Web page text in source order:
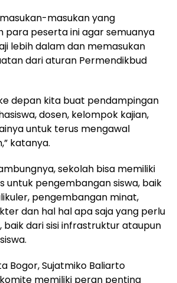
masukan yang
para peserta ini agar semuanya
lebih dalam dan memasukan
dari aturan Permendikbud
depan kita buat pendampingan
dosen, kelompok kajian,
untuk terus mengawal
katanya.
sekolah bisa memiliki
untuk pengembangan siswa, baik
pengembangan minat,
dan hal hal apa saja yang perlu
baik dari sisi infrastruktur ataupun
Bogor, Sujatmiko Baliarto
memiliki peran penting